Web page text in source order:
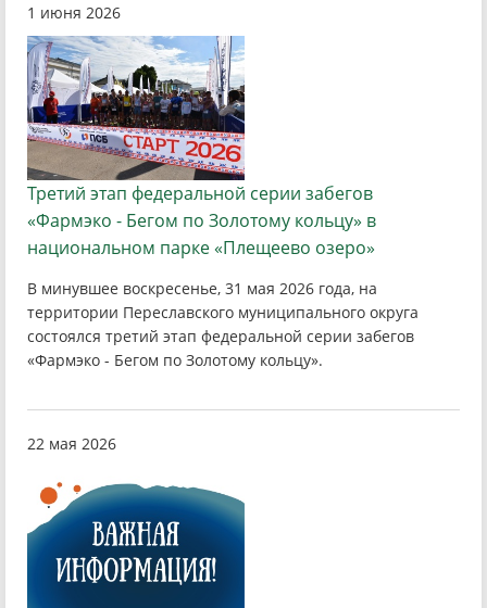
1 июня 2026
Третий этап федеральной серии забегов
«Фармэко - Бегом по Золотому кольцу» в
национальном парке «Плещеево озеро»
В минувшее воскресенье, 31 мая 2026 года, на
территории Переславского муниципального округа
состоялся третий этап федеральной серии забегов
«Фармэко - Бегом по Золотому кольцу».
22 мая 2026